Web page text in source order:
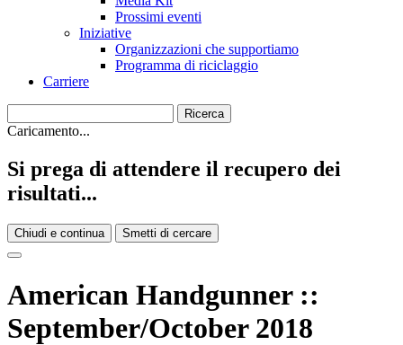
Prossimi eventi
Iniziative
Organizzazioni che supportiamo
Programma di riciclaggio
Carriere
Caricamento...
Si prega di attendere il recupero dei
risultati...
Chiudi e continua Smetti di cercare
American Handgunner ::
September/October 2018